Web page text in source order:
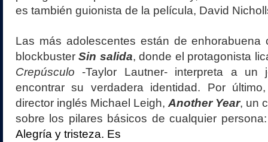
es también guionista de la película, David
Las más adolescentes están de enhorabuena
blockbusterSin salida, donde el protagonista
Crepúsculo -Taylor Lautner- interpreta a un
encontrar su verdadera identidad. Por
director inglés Michael Leigh, Another Year, un
sobre los pilares básicos de cualquier
Alegría y tristeza. Es